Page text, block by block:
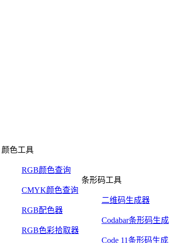
颜色工具
RGB颜色查询
CMYK颜色查询
RGB配色器
RGB色彩拾取器
条形码工具
二维码生成器
Codabar条形码生成
Code 11条形码生成